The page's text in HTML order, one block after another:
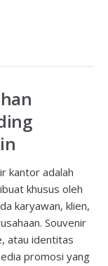
kantor adalah
khusus oleh
karyawan, klien,
Souvenir
atau identitas
promosi yang